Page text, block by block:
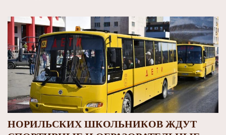
НОРИЛЬСКИХ ШКОЛЬНИКОВ ЖДУТ